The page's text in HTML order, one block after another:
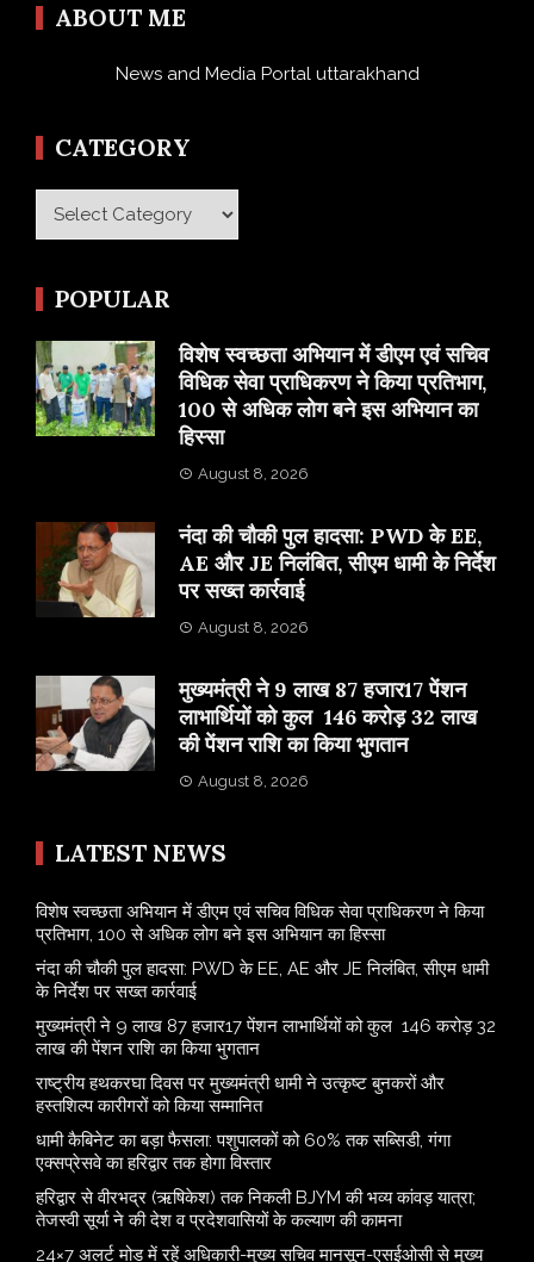
ABOUT ME
News and Media Portal uttarakhand
CATEGORY
Category
POPULAR
विशेष स्वच्छता अभियान में डीएम एवं सचिव
विधिक सेवा प्राधिकरण ने किया प्रतिभाग,
100 से अधिक लोग बने इस अभियान का
हिस्सा
August 8, 2026
नंदा की चौकी पुल हादसा: PWD के EE,
AE और JE निलंबित, सीएम धामी के निर्देश
पर सख्त कार्रवाई
August 8, 2026
मुख्यमंत्री ने 9 लाख 87 हजार17 पेंशन
लाभार्थियों को कुल 146 करोड़ 32 लाख
की पेंशन राशि का किया भुगतान
August 8, 2026
LATEST NEWS
विशेष स्वच्छता अभियान में डीएम एवं सचिव विधिक सेवा प्राधिकरण ने किया
प्रतिभाग, 100 से अधिक लोग बने इस अभियान का हिस्सा
नंदा की चौकी पुल हादसा: PWD के EE, AE और JE निलंबित, सीएम धामी
के निर्देश पर सख्त कार्रवाई
मुख्यमंत्री ने 9 लाख 87 हजार17 पेंशन लाभार्थियों को कुल 146 करोड़ 32
लाख की पेंशन राशि का किया भुगतान
राष्ट्रीय हथकरघा दिवस पर मुख्यमंत्री धामी ने उत्कृष्ट बुनकरों और
हस्तशिल्प कारीगरों को किया सम्मानित
​धामी कैबिनेट का बड़ा फैसला: पशुपालकों को 60% तक सब्सिडी, गंगा
एक्सप्रेसवे का हरिद्वार तक होगा विस्तार
​हरिद्वार से वीरभद्र (ऋषिकेश) तक निकली BJYM की भव्य कांवड़ यात्रा;
तेजस्वी सूर्या ने की देश व प्रदेशवासियों के कल्याण की कामना
24×7 अलर्ट मोड में रहें अधिकारी-मुख्य सचिव मानसून-एसईओसी से मुख्य